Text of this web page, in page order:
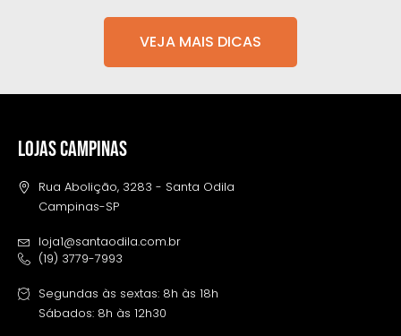
VEJA MAIS DICAS
LOJAS CAMPINAS
Rua Abolição, 3283 - Santa Odila
Campinas-SP
loja1@santaodila.com.br
(19) 3779-7993
Segundas às sextas: 8h às 18h
Sábados: 8h às 12h30